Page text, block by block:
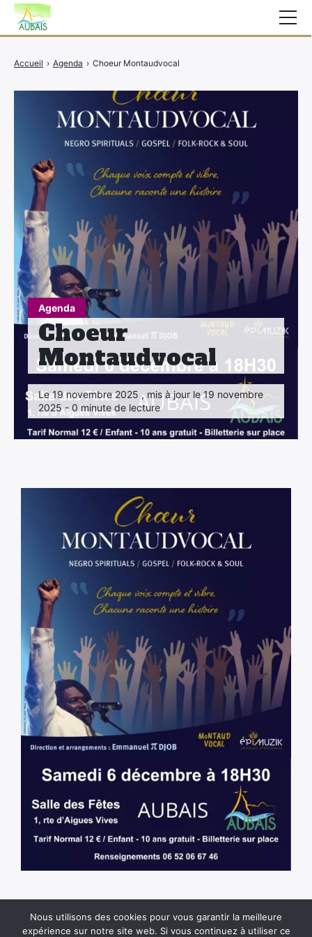
Agenda
Choeur
Montaudvocal
Le 19 novembre 2025 , mis à jour le 19 novembre
2025 - 0 minute de lecture
Accueil › Agenda › Choeur Montaudvocal
Actualités
Vie au village
Services
Elections
Etat Civil
Autres Démarches
CCAS
Contact
Nous utilisons des cookies pour vous garantir la meilleure
expérience sur notre site web. Si vous continuez à utiliser ce